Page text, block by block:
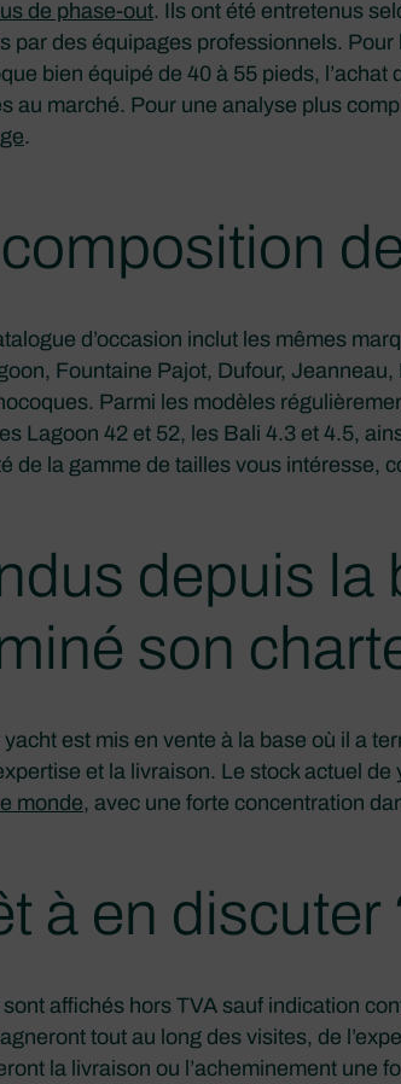
de phase-out. Ils ont été entretenus
par des équipages professionnels.
bien équipé de 40 à 55 pieds, l’achat
au marché. Pour une analyse plus
.
d’occasion inclut les mêmes
Fountaine Pajot, Dufour,
Parmi les modèles
Lagoon 42 et 52, les Bali 4.3 et 4.5,
de la gamme de tailles vous intéresse,
depuis la
son
est mis en vente à la base où il a
et la livraison. Le stock actuel
monde, avec une forte concentration
à en discuter
sont affichés hors TVA sauf indication
tout au long des visites, de
la livraison ou l’acheminement une